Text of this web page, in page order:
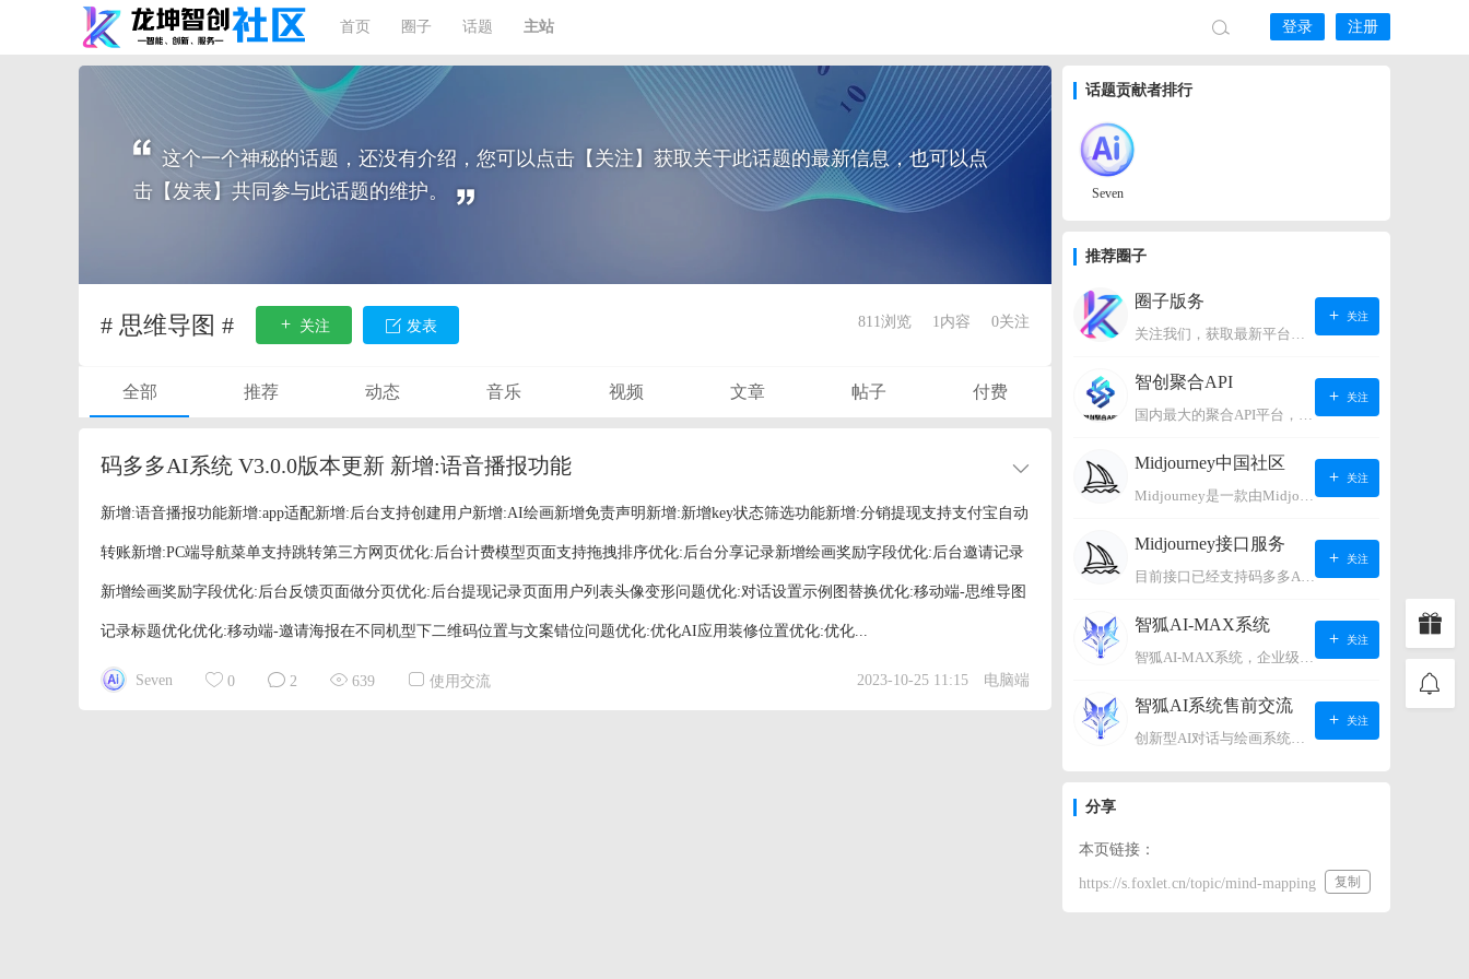
首页 圈子 话题 主站 登录 注册
话题贡献者排行
Seven
推荐圈子
圈子版务
关注我们，获取最新平台动态。
关注
智创聚合API
国内最大的聚合API平台，支持OpenAI、阿里、智谱、360、讯飞、百度等国内外大语言模型。https://s.lconai.com/
关注
Midjourney中国社区
Midjourney是一款由Midjourney有限公司开发的数字艺术工具软件，具有生成虚拟世界的强大能力，可根据用户输入的文字或语音在虚拟世界中生成对应场景，使用户能够探索和创造自己的数字艺术作品。
关注
Midjourney接口服务
目前接口已经支持码多多AI系统、小狐狸AI系统，如需其它接口请联系微信客服：lonconst
关注
智狐AI-MAX系统
智狐AI-MAX系统，企业级AI知识库，可以进行AI对话、AI应用，拥有强大的第三方对接能力。适用企业智能客服、企业智能文档、专家顾问助理等多种企业级商业场景，具有较大的商业使用价值。 如需购买请联系客服微信：lonconst
关注
智狐AI系统售前交流
创新型AI对话与绘画系统（非官方） 如需购买请联系微信客服：lonconst
关注
分享
本页链接：
https://s.foxlet.cn/topic/mind-mapping 复制
这个一个神秘的话题，还没有介绍，您可以点击【关注】获取关于此话题的最新信息，也可以点
击【发表】共同参与此话题的维护。
# 思维导图 # 关注 发表 811浏览 1内容 0关注
全部 推荐 动态 音乐 视频 文章 帖子 付费
码多多AI系统 V3.0.0版本更新 新增:语音播报功能
新增:语音播报功能新增:app适配新增:后台支持创建用户新增:AI绘画新增免责声明新增:新增key状态筛选功能新增:分销提现支持支付宝自动
转账新增:PC端导航菜单支持跳转第三方网页优化:后台计费模型页面支持拖拽排序优化:后台分享记录新增绘画奖励字段优化:后台邀请记录
新增绘画奖励字段优化:后台反馈页面做分页优化:后台提现记录页面用户列表头像变形问题优化:对话设置示例图替换优化:移动端-思维导图
记录标题优化优化:移动端-邀请海报在不同机型下二维码位置与文案错位问题优化:优化AI应用装修位置优化:优化...
Seven 0 2 639 使用交流 2023-10-25 11:15 电脑端